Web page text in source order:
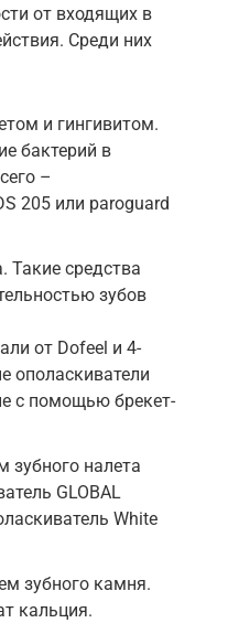
от входящих в
Среди них
и гингивитом.
бактерий в
–
205 или paroguard
Такие средства
зубов
от Dofeel и 4-
ополаскиватели
с помощью брекет-
зубного налета
GLOBAL
White
зубного камня.
кальция.